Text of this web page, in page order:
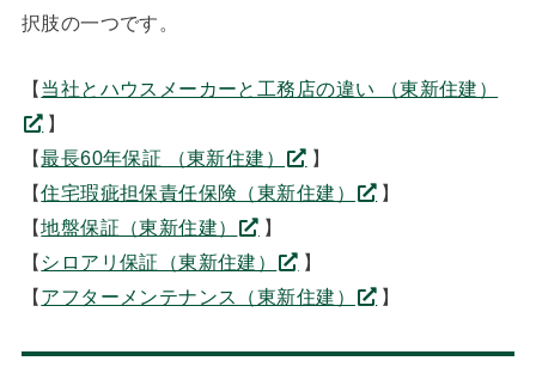
択肢の一つです。
【当社とハウスメーカーと工務店の違い （東新住建）
】
【最長60年保証 （東新住建）
】
【住宅瑕疵担保責任保険（東新住建）
】
【地盤保証（東新住建）
】
【 シロアリ保証（東新住建）
】
【アフターメンテナンス（東新住建） 】